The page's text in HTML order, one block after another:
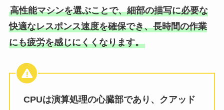
高性能マシンを選ぶことで、細部の描写に必要な
快適なレスポンス速度を確保でき、長時間の作業
にも疲労を感じにくくなります。
CPUは演算処理の心臓部であり、クアッド